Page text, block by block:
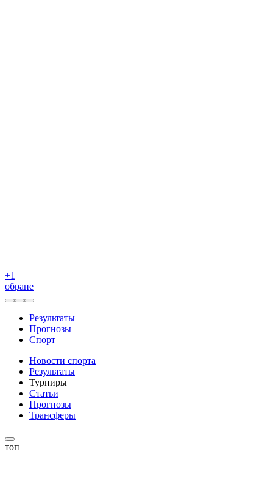
+1
обране
Результаты
Прогнозы
Спорт
Новости спорта
Результаты
Турниры
Статьи
Прогнозы
Трансферы
топ